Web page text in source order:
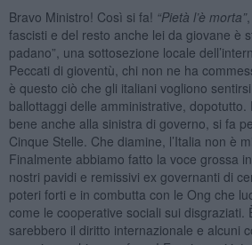
Bravo Ministro! Così si fa! “Pietà l’è morta”
fascisti e del resto anche lei da giovane è
padano”, una sottosezione locale
Peccati di gioventù, chi non ne ha
è questo ciò che gli italiani vogliono
ballottaggi delle amministrative, dopotutto.
bene anche alla sinistra di governo, si fa
Cinque Stelle. Che diamine, l’Italia non è
Finalmente abbiamo fatto la voce grossa
nostri pavidi e remissivi ex governanti di
poteri forti e in combutta con le Ong che
come le cooperative sociali sui disgraziati.
sarebbero il diritto internazionale e alcuni